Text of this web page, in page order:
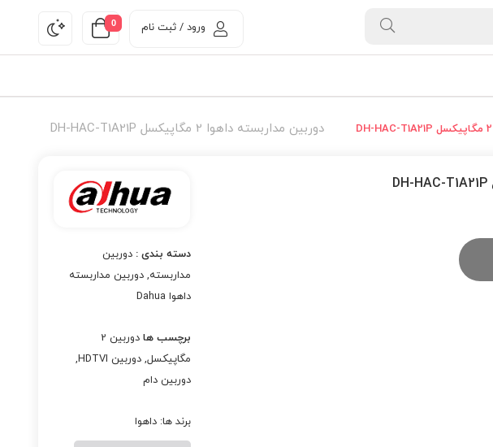
0 ورود / ثبت نام
دوربین مداربسته داهوا 2 مگاپیکسل DH-HAC-T1A21P
دسته بندی :دوربین
مداربسته,دوربین مداربسته
داهوا Dahua
برچسب ها
دوربین 2
مگاپیکسل,دوربین HDTVI
,
دوربین دام
برند ها:داهوا